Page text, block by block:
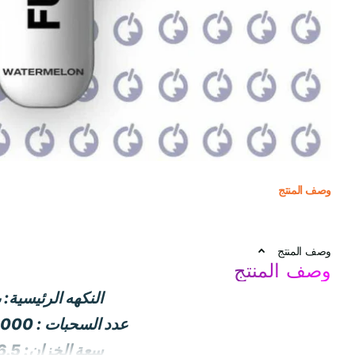
وصف المنتج
وصف المنتج
وصف المنتج
النكهه
عدد السحبات : 3000 سحبة
سعة الخزان: 6.5 مل